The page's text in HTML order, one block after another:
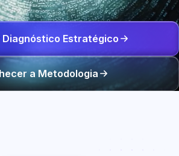
Diagnóstico Estratégico
a Metodologia